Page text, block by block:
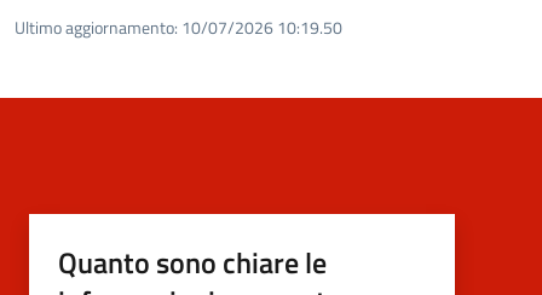
Ultimo aggiornamento: 10/07/2026 10:19.50
Quanto sono chiare le